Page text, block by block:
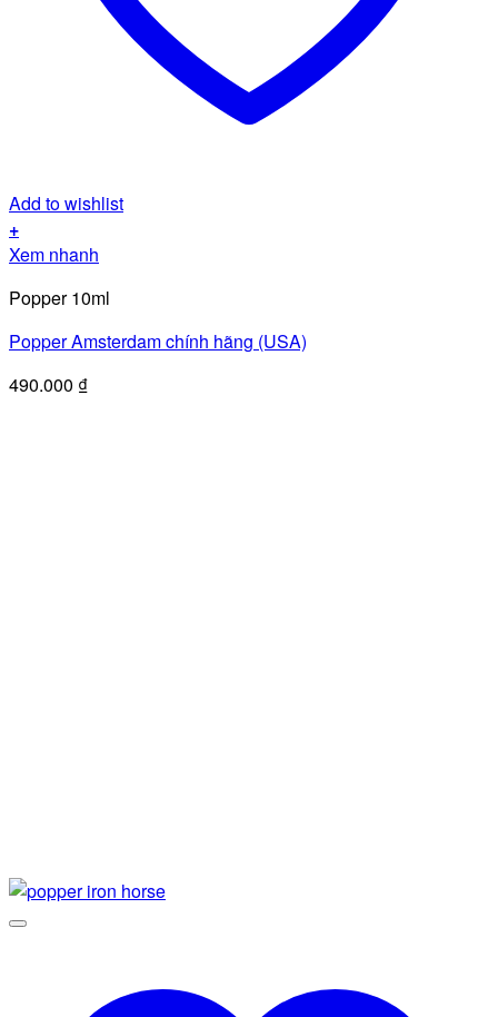
Add to wishlist
+
Xem nhanh
Popper 10ml
Popper Amsterdam chính hãng (USA)
490.000 ₫